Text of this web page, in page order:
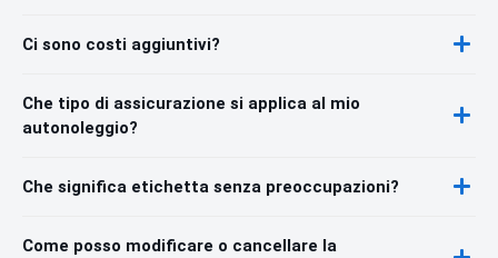
Ci sono costi aggiuntivi?
Che tipo di assicurazione si applica al mio
autonoleggio?
Che significa etichetta senza preoccupazioni?
Come posso modificare o cancellare la